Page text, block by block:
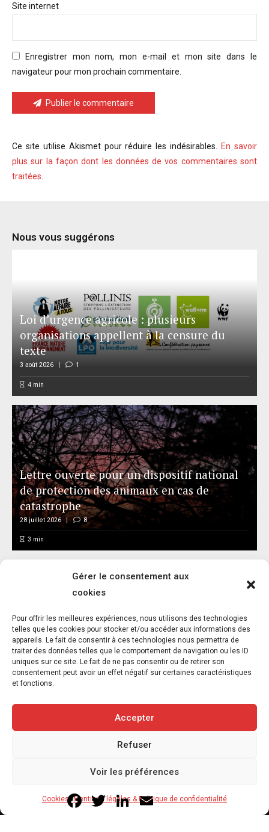
Gérer le consentement aux
cookies
Pour offrir les meilleures expériences, nous utilisons des technologies
telles que les cookies pour stocker et/ou accéder aux informations des
appareils. Le fait de consentir à ces technologies nous permettra de
traiter des données telles que le comportement de navigation ou les ID
uniques sur ce site. Le fait de ne pas consentir ou de retirer son
consentement peut avoir un effet négatif sur certaines caractéristiques
et fonctions.
Accepter
Refuser
Voir les préférences
Cookies Mentions légales & Politique de confidentialité
Site internet
Enregistrer mon nom, mon e-mail et mon site dans le
navigateur pour mon prochain commentaire.
Publier le commentaire
Ce site utilise Akismet pour réduire les indésirables.
En savoir
plus sur la façon dont les données de vos commentaires sont
traitées
Nous vous suggérons
Loi d’urgence agricole : plusieurs
organisations appellent à la censure du
texte
3 août 2026 1
4min
Lettre ouverte pour un dispositif national
de protection des animaux en cas de
catastrophe
28 juillet 2026 8
3 min
Incendies : les animaux aussi doivent être
intégrés aux plans d’urgence
27 juillet 2026 2
Mentions légales & Politique de confidentialité
Cookies
FacebookTwitterLinkedInEmail